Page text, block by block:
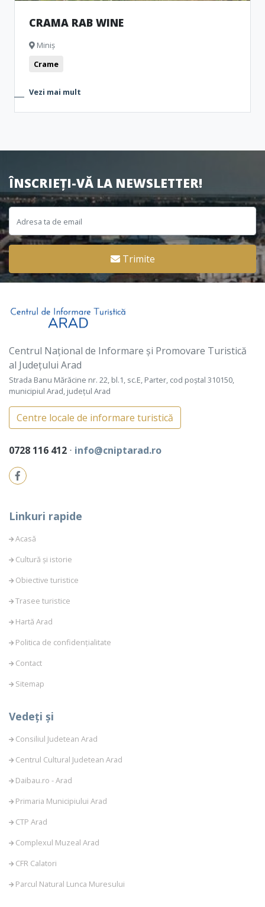
CRAMA RAB WINE
Miniș
Crame
Vezi mai mult
ÎNSCRIEȚI-VĂ LA NEWSLETTER!
Trimite
Centrul Național de Informare și Promovare Turistică
al Județului Arad
Strada Banu Mărăcine nr. 22, bl.1, sc.E, Parter, cod poștal 310150,
municipiul Arad, județul Arad
Centre locale de informare turistică
0728 116 412 ⋅ info@cniptarad.ro
Linkuri rapide
Acasă
Cultură și istorie
Obiective turistice
Trasee turistice
Hartă Arad
Politica de confidențialitate
Contact
Sitemap
Vedeți și
Consiliul Judetean Arad
Centrul Cultural Judetean Arad
Daibau.ro - Arad
Primaria Municipiului Arad
CTP Arad
Complexul Muzeal Arad
CFR Calatori
Parcul Natural Lunca Muresului